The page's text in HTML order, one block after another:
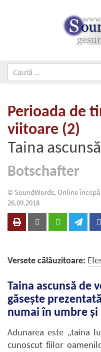
Perioada de
viitoare (2)
Taina
Botschafter
© SoundWords, Online
26.09.2018
Versete călăuzitoare:
Taina ascunsă de
găseşte
numai în umbre şi
Adunarea este „taina
cunoscut fiilor